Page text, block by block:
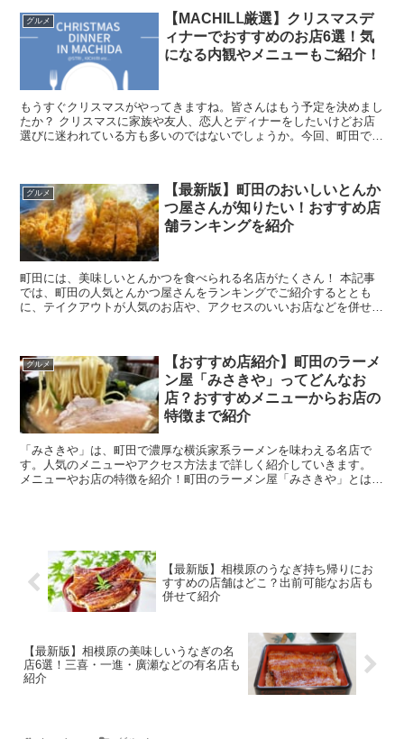
グルメ
【MACHILⅬ厳選】クリスマスデ
ィナーでおすすめのお店6選！気
になる内観やメニューもご紹介！
もうすぐクリスマスがやってきますね。皆さんはもう予定を決めまし
たか？ クリスマスに家族や友人、恋人とディナーをしたいけどお店
選びに迷われている方も多いのではないでしょうか。今回、町田でク
グルメ
【最新版】町田のおいしいとんか
つ屋さんが知りたい！おすすめ店
舗ランキングを紹介
町田には、美味しいとんかつを食べられる名店がたくさん！ 本記事
では、町田の人気とんかつ屋さんをランキングでご紹介するととも
に、テイクアウトが人気のお店や、アクセスのいいお店などを併せて
グルメ
【おすすめ店紹介】町田のラーメ
ン屋「みさきや」ってどんなお
店？おすすめメニューからお店の
特徴まで紹介
「みさきや」は、町田で濃厚な横浜家系ラーメンを味わえる名店で
す。人気のメニューやアクセス方法まで詳しく紹介していきます。
メニューやお店の特徴を紹介！町田のラーメン屋「みさきや」とは
【最新版】相模原のうなぎ持ち帰りにお
すすめの店舗はどこ？出前可能なお店も
併せて紹介
【最新版】相模原の美味しいうなぎの名
店6選！三喜・一進・廣瀬などの有名店も
紹介